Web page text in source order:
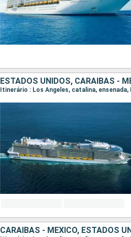
ESTADOS UNIDOS, CARAIBAS -
Itinerário : Los Angeles, catalina, ensenada,
CARAIBAS - MEXICO, ESTADOS